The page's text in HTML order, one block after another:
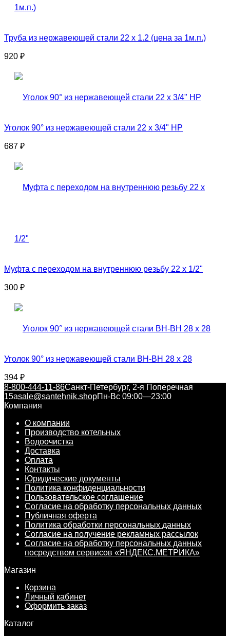
Труба из нержавеющей стали 22 x 1.2 (цена за 1м.п.)
920 ₽
Уголок 90° из нержавеющей стали 22 x 3/4" НР
687 ₽
Муфта с переходом на внутреннюю резьбу 22 x 1/2"
300 ₽
Уголок 90° из нержавеющей стали ВН-ВН 28 x 28
394 ₽
8-800-444-11-86Санкт-Петербург, 2-я Поперечная
15аsale@santehnik.shopПн-Вс 09:00—23:00
Компания
О компании
Производство котельных
Водоочистка
Доставка
Оплата
Контакты
Юридические документы
Политика конфиденциальности
Пользовательское соглашение
Согласие на обработку персональных данных
Публичная оферта
Политика обработки персональных данных
Согласие на получение рекламных рассылок
Согласие на обработку персональных данных
посредством сервисов «ЯНДЕКС.МЕТРИКА»
Магазин
Корзина
Личный кабинет
Оформить заказ
Каталог